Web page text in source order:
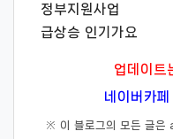
정부지원사업
급상승 인기가요
업데이트
네이버카
※ 이 블로그의 모든 글은